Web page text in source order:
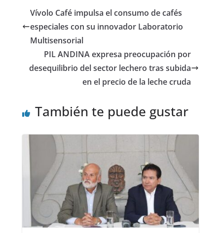
Vívolo Café impulsa el consumo de cafés
especiales con su innovador Laboratorio
Multisensorial
PIL ANDINA expresa preocupación por
desequilibrio del sector lechero tras subida
en el precio de la leche cruda
También te puede gustar